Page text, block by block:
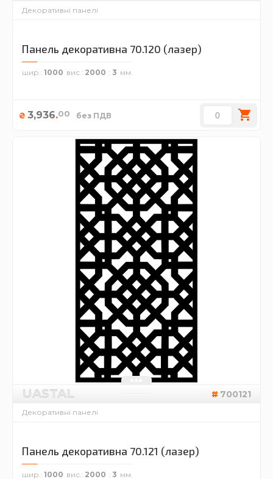
Декоративні панелі
Панель декоративна 70.120 (лазер)
шир. 1000 вис. 2000 3
₴ 3,936.00 без ПДВ
UASTAL 700121
Декоративні панелі
Панель декоративна 70.121 (лазер)
шир. 1000 вис. 2000 3